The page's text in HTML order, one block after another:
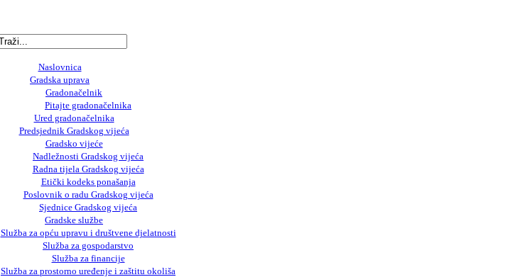
Naslovnica
Gradska uprava
Gradonačelnik
Pitajte gradonačelnika
Ured gradonačelnika
Predsjednik Gradskog vijeća
Gradsko vijeće
Nadležnosti Gradskog vijeća
Radna tijela Gradskog vijeća
Etički kodeks ponašanja
Poslovnik o radu Gradskog vijeća
Sjednice Gradskog vijeća
Gradske službe
Služba za opću upravu i društvene djelatnosti
Služba za gospodarstvo
Služba za financije
Služba za prostorno uređenje i zaštitu okoliša